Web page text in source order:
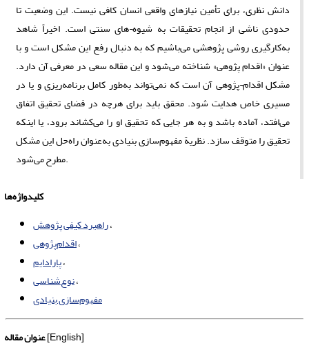
دانش نظری، برای تأمین نیازهای واقعی انسان کافی نیست. این وضعیت تا
حدودی ناشی از انجام تحقیقات به شیوه¬های سنتی است. اخیراً شاهد
به‌کارگیری روشی پژوهشی می‌باشیم که به دنبال رفع این مشکل است و با
عنوان «اقدام‌ پژوهی» شناخته می‌‌شود و این مقاله سعی در معرفی آن دارد.
مشکل اقدام¬پژوهی آن است که نمی‌تواند به‌طور کامل برنامه‌ریزی و یا در
مسیری خاص هدایت شود. محقق باید برای هرچه در فضای تحقیق اتفاق
می‌افتد، آماده باشد و به هر جایی که تحقیق او را می‌کشاند برود، یا اینکه
تحقیق را متوقف سازد. نظریة مفهوم‌سازی بنیادی به‌عنوان راه‌حل این مشکل
مطرح می‌شود.
کلیدواژه‌ها
راهبرد کیفی پژوهش
اقدام‌پژوهی
پارادایم
نوع‌شناسی
مفهوم‌سازی بنیادی
عنوان مقاله[English]